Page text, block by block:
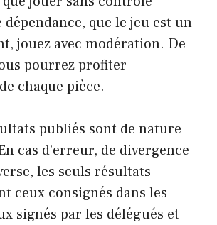
que le jeu est un
jouez avec modération. De
pourrez profiter
chaque pièce.
publiés sont de nature
cas d’erreur, de divergence
les seuls résultats
ceux consignés dans les
signés par les délégués et